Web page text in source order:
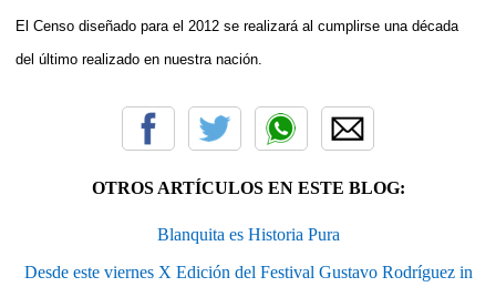
El Censo diseñado para el 2012 se realizará al cumplirse una década
del último realizado en nuestra nación.
OTROS ARTÍCULOS EN ESTE BLOG:
Blanquita es Historia Pura
Desde este viernes X Edición del Festival Gustavo Rodríguez in